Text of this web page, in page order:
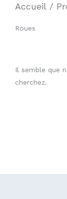
Accueil /
Roues
Il semble que
cherchez.